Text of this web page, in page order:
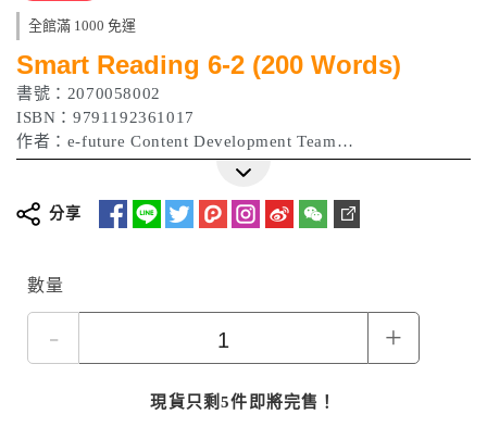
全館滿 1000 免運
Smart Reading 6-2 (200 Words)
書號：2070058002
ISBN：9791192361017
作者：e-future Content Development Team
出版日期：2022年
分享
數量
- +
現貨只剩5件即將完售！